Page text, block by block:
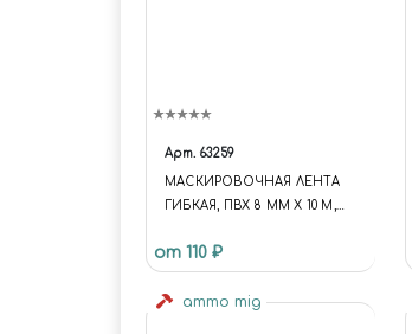
Арт. 63259
МАСКИРОВОЧНАЯ ЛЕНТА
ГИБКАЯ, ПВХ 8 ММ Х 10 М,
от 110 ₽
ammo mig